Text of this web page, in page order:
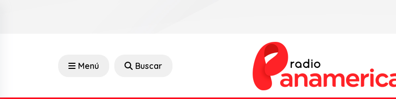
Menú Buscar